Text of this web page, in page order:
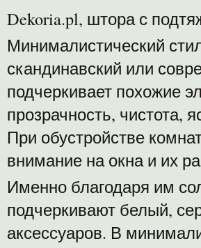
Dekoria.pl, штора с
Минималистический
скандинавский или
подчеркивает похожие
прозрачность, чистота,
При обустройстве
внимание на окна и их
Именно благодаря им
подчеркивают белый,
аксессуаров. В